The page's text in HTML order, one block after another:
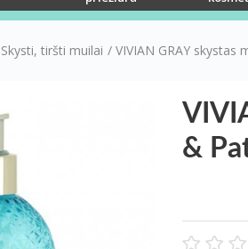
Skysti, tiršti muilai / VIVIAN GRAY skystas
&